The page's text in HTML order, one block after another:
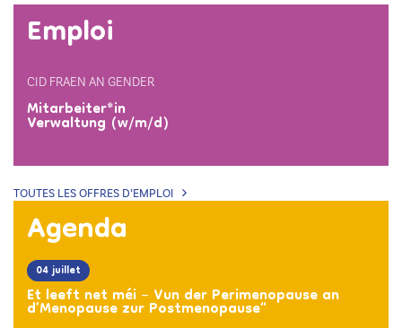
Emploi
CID FRAEN AN GENDER
Mitarbeiter*in
Verwaltung (w/m/d)
TOUTES LES OFFRES D’EMPLOI
Agenda
04 juillet
Et leeft net méi – Vun der Perimenopause an
d’Menopause zur Postmenopause“